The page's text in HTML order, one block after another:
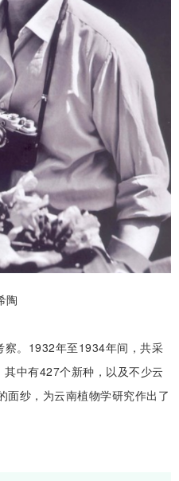
陶
。1932年至1934年间，共采
中有427个新种，以及不少云
面纱，为云南植物学研究作出了